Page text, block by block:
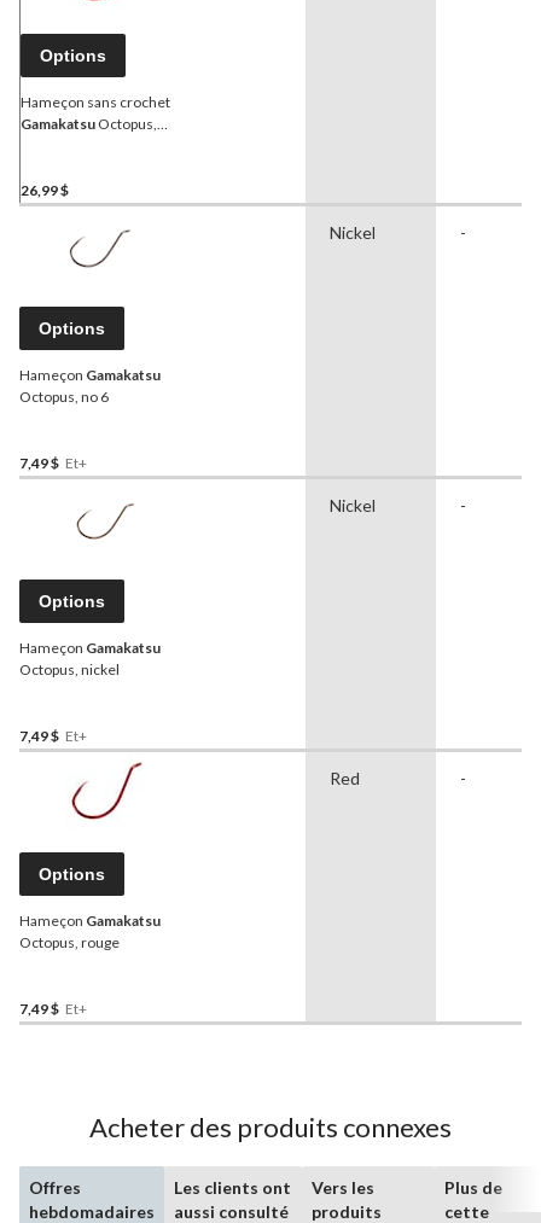
Options
Hameçon sans crochet
Gamakatsu Octopus,
26,99 $
Options
Hameçon Gamakatsu
Octopus, no 6
7,49 $ Et+
Nickel -
Options
Hameçon Gamakatsu
Octopus, nickel
7,49 $ Et+
Nickel -
Options
Hameçon Gamakatsu
Octopus, rouge
7,49 $ Et+
Red -
Acheter des produits connexes
Offres
hebdomadaires
Les clients ont
aussi consulté
Vers les
produits
Plus de
cette